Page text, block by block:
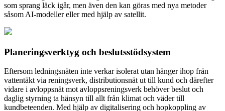
som sprang läck igår, men även den kan göras med nya metoder
såsom AI-modeller eller med hjälp av satellit.
Planeringsverktyg och beslutsstödsystem
Eftersom ledningsnäten inte verkar isolerat utan hänger ihop från
vattentäkt via reningsverk, distributionsnät ut till kund och därefter
vidare i avloppsnät mot avloppsreningsverk behöver beslut och
daglig styrning ta hänsyn till allt från klimat och väder till
kundbeteenden. Med hjälp av digitalisering och hopkoppling av